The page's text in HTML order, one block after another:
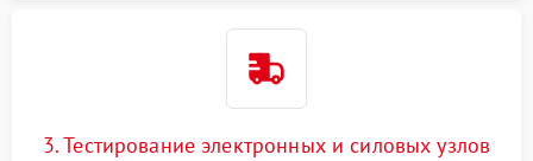
3. Тестирование электронных и силовых узлов